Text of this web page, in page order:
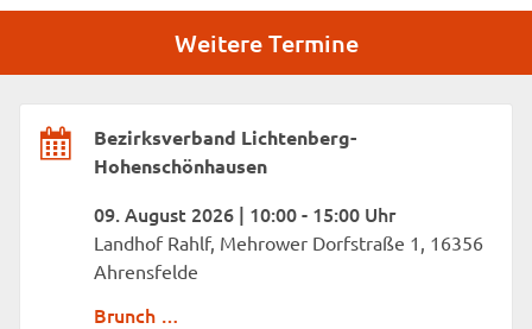
Weitere Termine
Bezirksverband Lichtenberg-
Hohenschönhausen
09. August 2026 | 10:00 - 15:00 Uhr
Landhof Rahlf, Mehrower Dorfstraße 1, 16356
Ahrensfelde
Brunch …